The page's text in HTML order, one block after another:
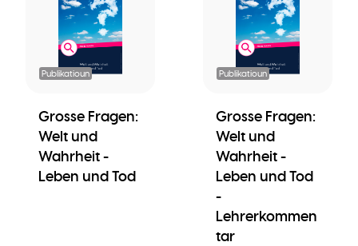
Publikatioun
Grosse Fragen:
Welt und
Wahrheit -
Leben und Tod
Publikatioun
Grosse Fragen:
Welt und
Wahrheit -
Leben und Tod
-
Lehrerkommen
tar